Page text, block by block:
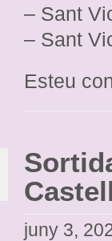
– Sant
– Sant
Esteu
juny 3,